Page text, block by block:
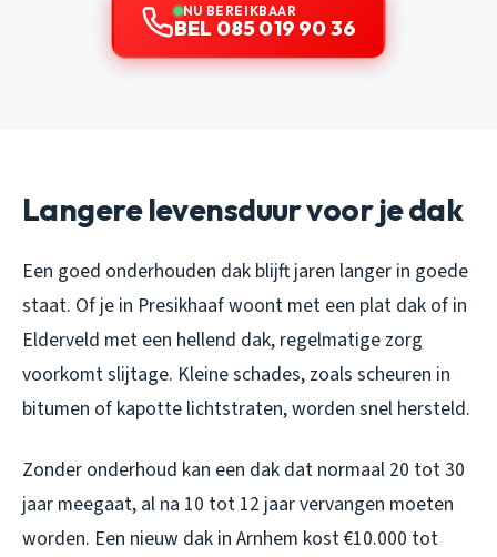
NU BEREIKBAAR
BEL 085 019 90 36
Langere levensduur voor je dak
Een goed onderhouden dak blijft jaren langer in goede
staat. Of je in Presikhaaf woont met een plat dak of in
Elderveld met een hellend dak, regelmatige zorg
voorkomt slijtage. Kleine schades, zoals scheuren in
bitumen of kapotte lichtstraten, worden snel hersteld.
Zonder onderhoud kan een dak dat normaal 20 tot 30
jaar meegaat, al na 10 tot 12 jaar vervangen moeten
worden. Een nieuw dak in Arnhem kost €10.000 tot